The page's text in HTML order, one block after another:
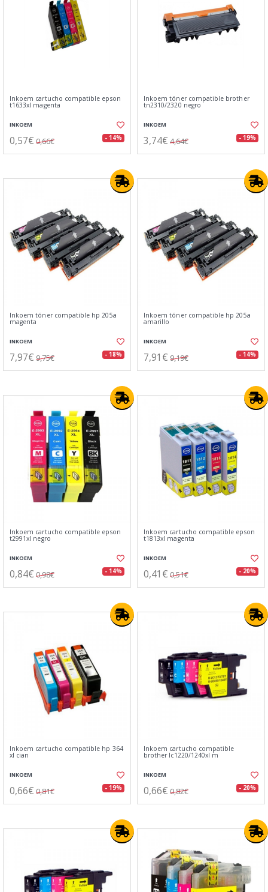
Inkoem cartucho compatible epson
t1633xl magenta
INKOEM
0,57€ 0,66€ - 14%
Inkoem tóner compatible brother
tn2310/2320 negro
INKOEM
3,74€ 4,64€ - 19%
Inkoem tóner compatible hp 205a
magenta
INKOEM
7,97€ 9,75€ - 18%
Inkoem tóner compatible hp 205a
amarillo
INKOEM
7,91€ 9,19€ - 14%
Inkoem cartucho compatible epson
t2991xl negro
INKOEM
0,84€ 0,98€ - 14%
Inkoem cartucho compatible epson
t1813xl magenta
INKOEM
0,41€ 0,51€ - 20%
Inkoem cartucho compatible hp 364
xl cian
INKOEM
0,66€ 0,81€ - 19%
Inkoem cartucho compatible
brother lc1220/1240xl m
INKOEM
0,66€ 0,82€ - 20%